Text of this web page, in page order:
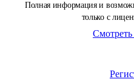
Полная информация и
только с
Смотреть